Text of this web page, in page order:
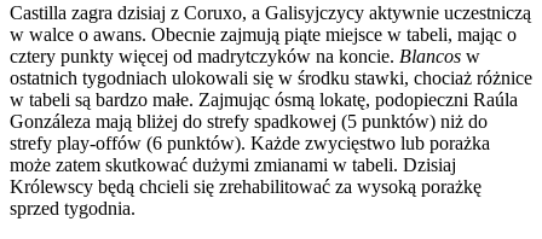
Castilla zagra dzisiaj z Coruxo, a Galisyjczycy aktywnie uczestniczą
w walce o awans. Obecnie zajmują piąte miejsce w tabeli, mając o
cztery punkty więcej od madrytczyków na koncie. Blancos w
ostatnich tygodniach ulokowali się w środku stawki, chociaż różnice
w tabeli są bardzo małe. Zajmując ósmą lokatę, podopieczni Raúla
Gonzáleza mają bliżej do strefy spadkowej (5 punktów) niż do
strefy play-offów (6 punktów). Każde zwycięstwo lub porażka
może zatem skutkować dużymi zmianami w tabeli. Dzisiaj
Królewscy będą chcieli się zrehabilitować za wysoką porażkę
sprzed tygodnia.